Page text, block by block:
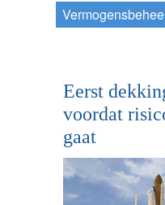
Eerst
voordat
gaat